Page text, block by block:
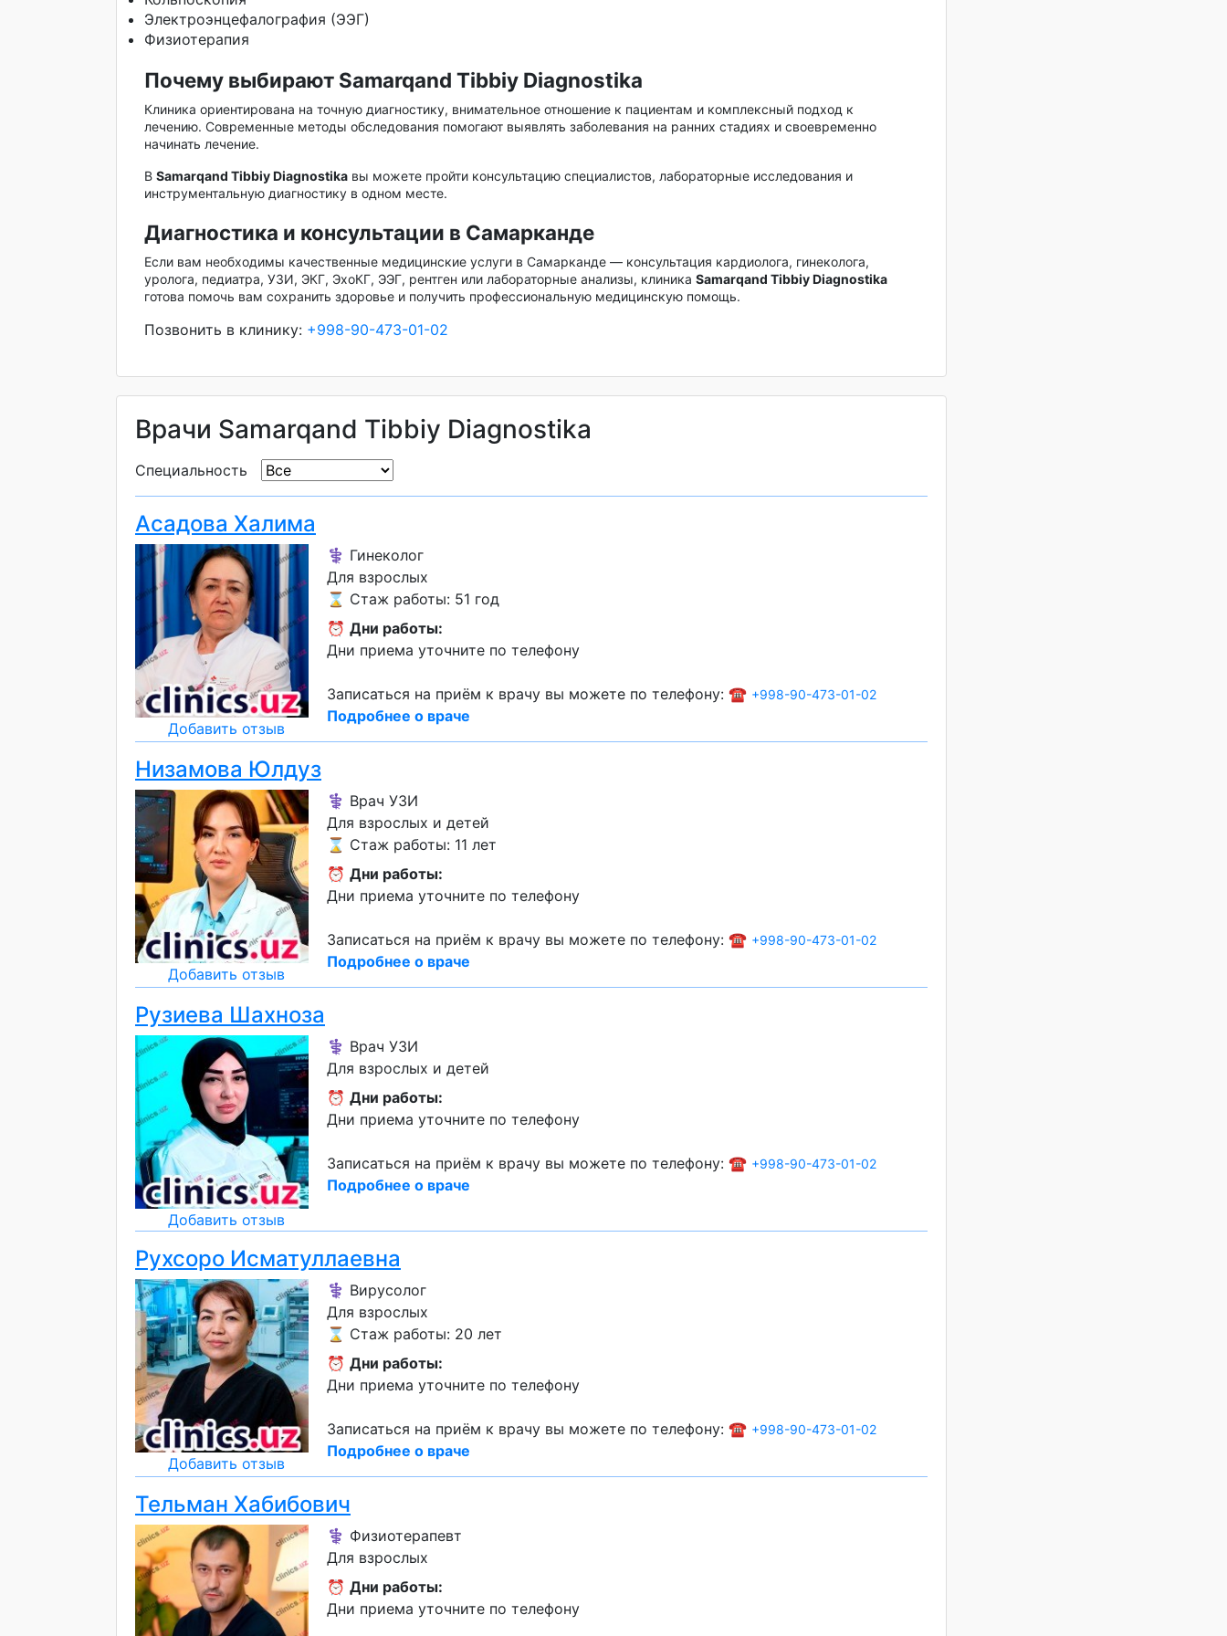
Электроэнцефалография (ЭЭГ)
Физиотерапия
Почему выбирают Samarqand Tibbiy Diagnostika
Клиника ориентирована на точную диагностику, внимательное отношение к пациентам и комплексный подход к
лечению. Современные методы обследования помогают выявлять заболевания на ранних стадиях и своевременно
начинать лечение.
В Samarqand Tibbiy Diagnostika вы можете пройти консультацию специалистов, лабораторные исследования и
инструментальную диагностику в одном месте.
Диагностика и консультации в Самарканде
Если вам необходимы качественные медицинские услуги в Самарканде — консультация кардиолога, гинеколога,
уролога, педиатра, УЗИ, ЭКГ, ЭхоКГ, ЭЭГ, рентген или лабораторные анализы, клиника Samarqand Tibbiy Diagnostika
готова помочь вам сохранить здоровье и получить профессиональную медицинскую помощь.
Позвонить в клинику: +998-90-473-01-02
Врачи Samarqand Tibbiy Diagnostika
Специальность
Асадова Халима
Добавить отзыв
⚕️ Гинеколог
Для взрослых
⌛ Стаж работы: 51 год
⏰ Дни работы:
Дни приема уточните по телефону
Записаться на приём к врачу вы можете по телефону: ☎️ +998-90-473-01-02
Подробнее о враче
Низамова Юлдуз
Добавить отзыв
⚕️ Врач УЗИ
Для взрослых и детей
⌛ Стаж работы: 11 лет
⏰ Дни работы:
Дни приема уточните по телефону
Записаться на приём к врачу вы можете по телефону: ☎️ +998-90-473-01-02
Подробнее о враче
Рузиева Шахноза
Добавить отзыв
⚕️ Врач УЗИ
Для взрослых и детей
⏰ Дни работы:
Дни приема уточните по телефону
Записаться на приём к врачу вы можете по телефону: ☎️ +998-90-473-01-02
Подробнее о враче
Рухсоро Исматуллаевна
Добавить отзыв
⚕️ Вирусолог
Для взрослых
⌛ Стаж работы: 20 лет
⏰ Дни работы:
Дни приема уточните по телефону
Записаться на приём к врачу вы можете по телефону: ☎️ +998-90-473-01-02
Подробнее о враче
Тельман Хабибович
⚕️ Физиотерапевт
Для взрослых
⏰ Дни работы:
Дни приема уточните по телефону